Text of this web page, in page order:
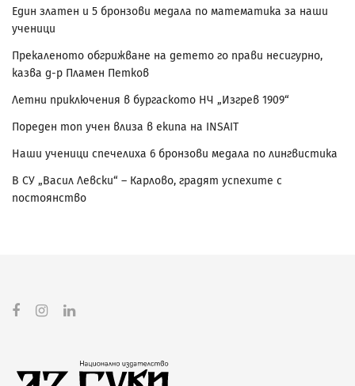
Един златен и 5 бронзови медала по математика за наши
ученици
Прекаленото обгрижване на детето го прави несигурно,
казва д-р Пламен Петков
Летни приключения в бургаското НЧ „Изгрев 1909“
Пореден топ учен влиза в екипа на INSAIT
Наши ученици спечелиха 6 бронзови медала по лингвистика
В СУ „Васил Левски“ – Карлово, градят успехите с
постоянство